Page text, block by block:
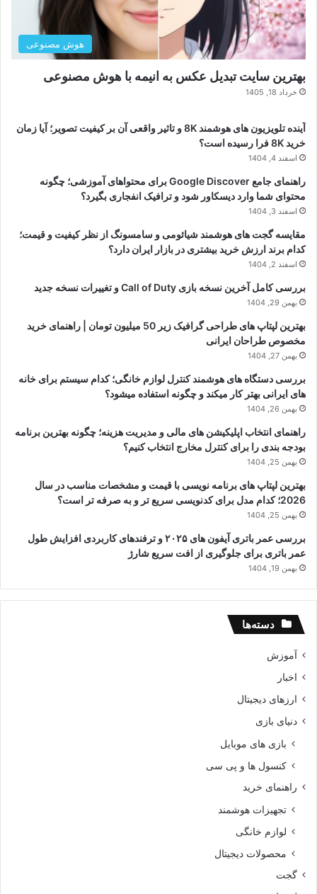
هوش مصنوعی
بهترین سایت تبدیل عکس به انیمه با هوش مصنوعی
خرداد 18, 1405
آینده تلویزیون های هوشمند 8K و تاثیر واقعی آن بر کیفیت تصویر؛ آیا زمان
خرید 8K فرا رسیده است؟
اسفند 4, 1404
راهنمای جامع Google Discover برای محتواهای آموزشی؛ چگونه
محتوای شما وارد دیسکاور شود و ترافیک انفجاری بگیرد؟
اسفند 3, 1404
مقایسه گجت های هوشمند شیائومی و سامسونگ از نظر کیفیت و قیمت؛
کدام برند ارزش خرید بیشتری در بازار ایران دارد؟
اسفند 2, 1404
بررسی کامل آخرین نسخه بازی Call of Duty و تغییرات نسخه جدید
بهمن 29, 1404
بهترین لپتاپ های طراحی گرافیک زیر 50 میلیون تومان | راهنمای خرید
مخصوص طراحان ایرانی
بهمن 27, 1404
بررسی دستگاه های هوشمند کنترل لوازم خانگی؛ کدام سیستم برای خانه
های ایرانی بهتر کار میکند و چگونه استفاده میشود؟
بهمن 26, 1404
راهنمای انتخاب اپلیکیشن های مالی و مدیریت هزینه؛ چگونه بهترین برنامه
بودجه بندی را برای کنترل مخارج انتخاب کنیم؟
بهمن 25, 1404
بهترین لپتاپ های برنامه نویسی با قیمت و مشخصات مناسب در سال
2026؛ کدام مدل برای کدنویسی سریع تر و به صرفه تر است؟
بهمن 25, 1404
بررسی عمر باتری آیفون های ۲۰۲۵ و ترفندهای کاربردی افزایش طول
عمر باتری برای جلوگیری از افت سریع شارژ
بهمن 19, 1404
دسته‌ها
آموزش
اخبار
ارزهای دیجیتال
دنیای بازی
بازی های موبایل
کنسول ها و پی سی
راهنمای خرید
تجهیزات هوشمند
لوازم خانگی
محصولات دیجیتال
گجت